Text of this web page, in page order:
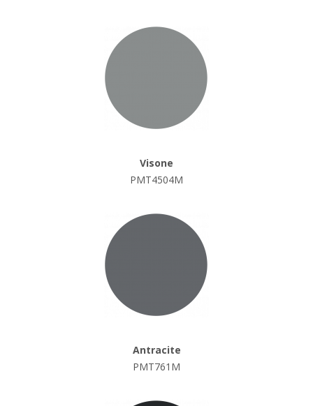
Visone
PMT4504M
Antracite
PMT761M